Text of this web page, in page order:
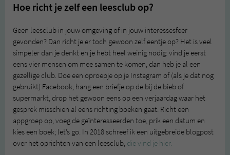
Hoe richt je zelf een leesclub op?
Geen leesclub in jouw omgeving of in jouw interessesfeer
gevonden? Dan richt je er toch gewoon zelf eentje op? Het is veel
simpeler dan je denkt en je hebt heel weinig nodig: vind je eerst
eens vier mensen om mee samen te komen, dan heb je al een
gezellige club. Doe een oproepje op je Instagram of (als je dat nog
gebruikt) Facebook, hang een briefje op de bij de bieb of
supermarkt, drop het gewoon eens op een verjaardag waar het
gesprek misschien al eens richting boeken gaat. Richt een
appgroep op, voeg de geïnteresseerden toe, prik een datum en
kies een boek; let’s go. In 2018 schreef ik een uitgebreide blogpost
over het oprichten van een leesclub, die vind je hier.